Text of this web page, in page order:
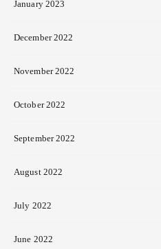
January 2023
December 2022
November 2022
October 2022
September 2022
August 2022
July 2022
June 2022